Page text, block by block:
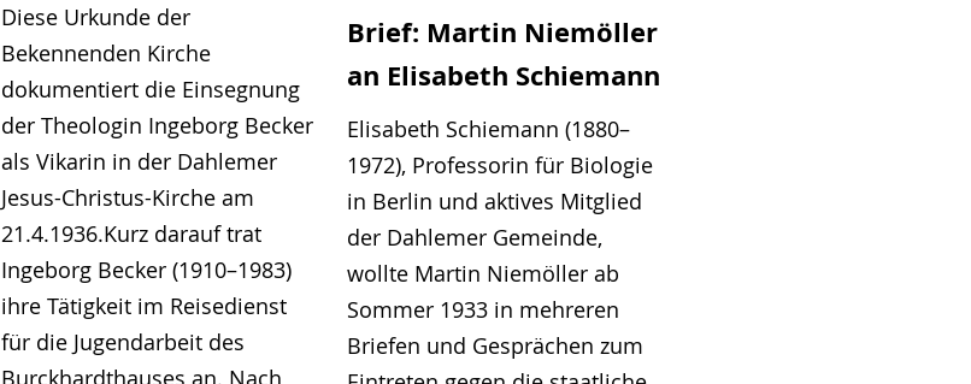
Diese Urkunde der
Bekennenden Kirche
dokumentiert die Einsegnung
der Theologin Ingeborg Becker
als Vikarin in der Dahlemer
Jesus-Christus-Kirche am
21.4.1936.Kurz darauf trat
Ingeborg Becker (1910–1983)
ihre Tätigkeit im Reisedienst
für die Jugendarbeit des
Burckhardthauses an. Nach
Brief: Martin Niemöller
an Elisabeth Schiemann
Elisabeth Schiemann (1880–
1972), Professorin für Biologie
in Berlin und aktives Mitglied
der Dahlemer Gemeinde,
wollte Martin Niemöller ab
Sommer 1933 in mehreren
Briefen und Gesprächen zum